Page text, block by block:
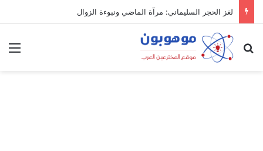
لغز الحجر السليماني: مرآة الماضي ونبوءة الزوال
بحث عن